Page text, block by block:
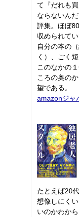
て『だれも
ならないん
評集。ほぼ
収められて
自分の本の
く）、ごく
このなかの
ころの奥の
望である。
amazonジャ
たとえば20
想像しにく
いのかわか